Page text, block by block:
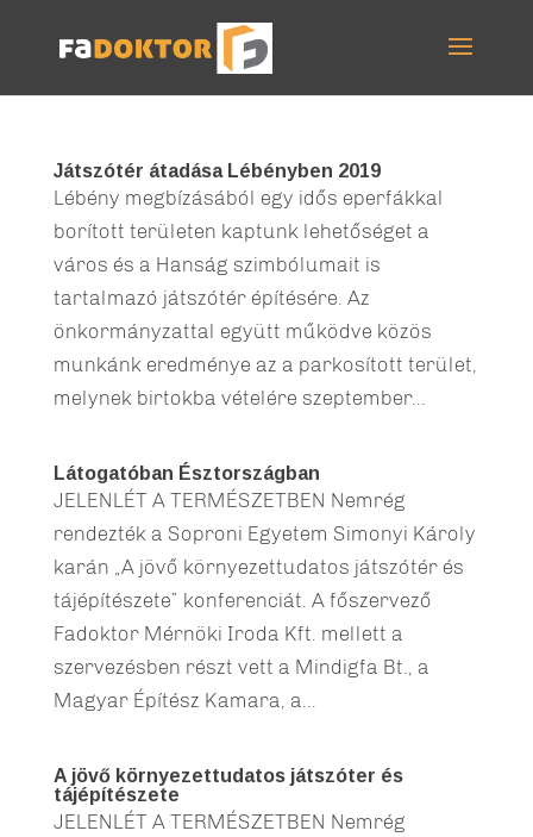
Játszótér átadása Lébényben 2019
Lébény megbízásából egy idős eperfákkal
borított területen kaptunk lehetőséget a
város és a Hanság szimbólumait is
tartalmazó játszótér építésére. Az
önkormányzattal együtt működve közös
munkánk eredménye az a parkosított terület,
melynek birtokba vételére szeptember...
Látogatóban Észtországban
JELENLÉT A TERMÉSZETBEN Nemrég
rendezték a Soproni Egyetem Simonyi Károly
karán „A jövő környezettudatos játszótér és
tájépítészete” konferenciát. A főszervező
Fadoktor Mérnöki Iroda Kft. mellett a
szervezésben részt vett a Mindigfa Bt., a
Magyar Építész Kamara, a...
A jövő környezettudatos játszóter és
tájépítészete
JELENLÉT A TERMÉSZETBEN Nemrég